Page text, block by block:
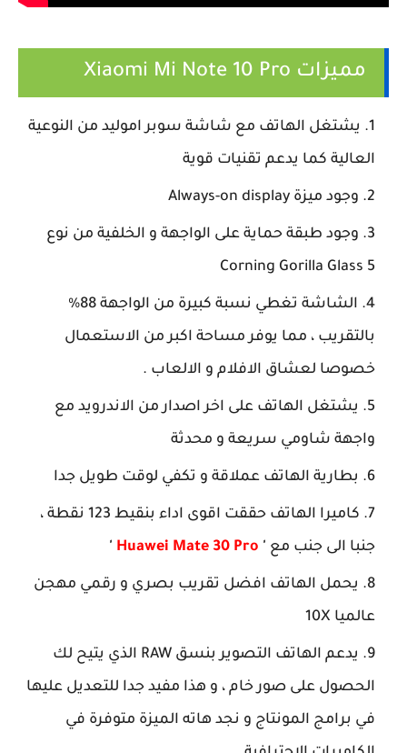
مميزات Xiaomi Mi Note 10 Pro
يشتغل الهاتف مع شاشة سوبر اموليد من النوعية
العالية كما يدعم تقنيات قوية
وجود ميزة Always-on display
وجود طبقة حماية على الواجهة و الخلفية من نوع
Corning Gorilla Glass 5
الشاشة تغطي نسبة كبيرة من الواجهة 88%
بالتقريب ، مما يوفر مساحة اكبر من الاستعمال
خصوصا لعشاق الافلام و الالعاب .
يشتغل الهاتف على اخر اصدار من الاندرويد مع
واجهة شاومي سريعة و محدثة
بطارية الهاتف عملاقة و تكفي لوقت طويل جدا
كاميرا الهاتف حققت اقوى اداء بنقيط 123 نقطة ،
جنبا الى جنب مع '
Huawei Mate 30 Pro
'
يحمل الهاتف افضل تقريب بصري و رقمي مهجن
عالميا 10X
يدعم الهاتف التصوير بنسق RAW الذي يتيح لك
الحصول على صور خام ، و هذا مفيد جدا للتعديل عليها
في برامج المونتاج و نجد هاته الميزة متوفرة في